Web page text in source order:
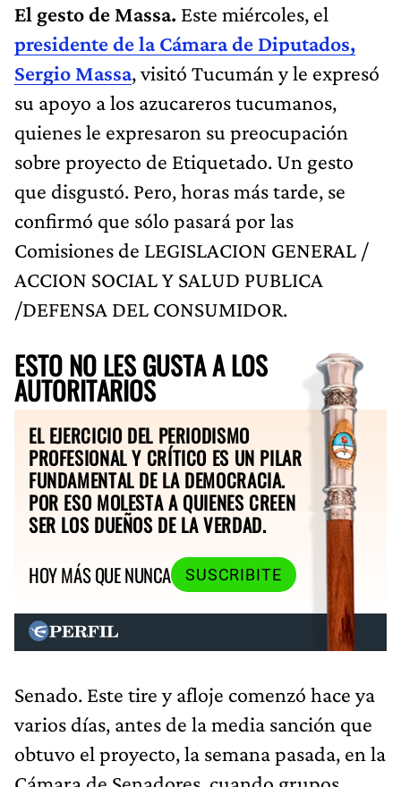
El gesto de Massa. Este miércoles, el
presidente de la Cámara de Diputados,
Sergio Massa, visitó Tucumán y le expresó
su apoyo a los azucareros tucumanos,
quienes le expresaron su preocupación
sobre proyecto de Etiquetado. Un gesto
que disgustó. Pero, horas más tarde, se
confirmó que sólo pasará por las
Comisiones de LEGISLACION GENERAL /
ACCION SOCIAL Y SALUD PUBLICA
/DEFENSA DEL CONSUMIDOR.
ESTO NO LES GUSTA A LOS
AUTORITARIOS
EL EJERCICIO DEL PERIODISMO
PROFESIONAL Y CRÍTICO ES UN PILAR
FUNDAMENTAL DE LA DEMOCRACIA.
POR ESO MOLESTA A QUIENES CREEN
SER LOS DUEÑOS DE LA VERDAD.
HOY MÁS QUE NUNCA
SUSCRIBITE
Senado. Este tire y afloje comenzó hace ya
varios días, antes de la media sanción que
obtuvo el proyecto, la semana pasada, en la